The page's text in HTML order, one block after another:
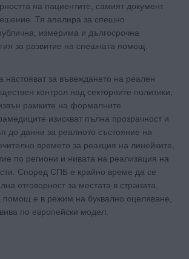
на пациентите, самият документ
Тя апелира за спешно
измерима и дългосрочна
за развитие на спешната помощ.
настояват за въвеждането на реален
контрол над секторните политики,
рамките на формалните
изискват пълна прозрачност и
до данни за реалното състояние на
времето за реакция на линейките,
по региони и нивата на реализация на
Според СПБ е крайно време да се
отговорност за местата в страната,
помощ е в режим на буквално оцеляване,
по европейски модел.